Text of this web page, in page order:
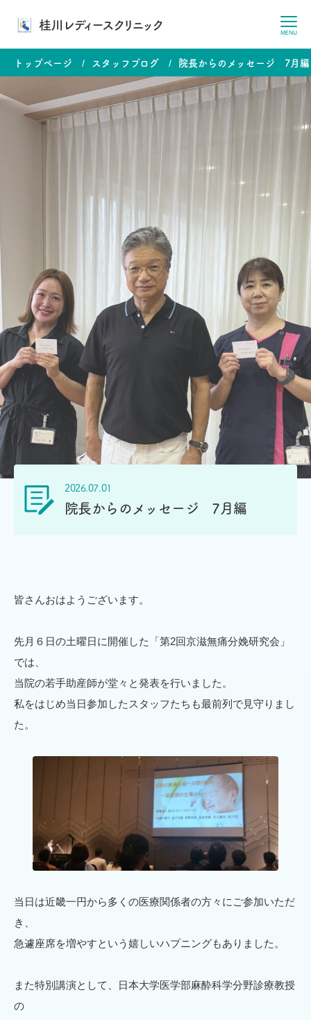
桂川レディースクリニック MENU
トップページ スタッフブログ 院長からのメッセージ 7月編
2026.07.01
院長からのメッセージ 7月編
皆さんおはようございます。
先月６日の土曜日に開催した「第2回京滋無痛分娩研究会」
では、
当院の若手助産師が堂々と発表を行いました。
私をはじめ当日参加したスタッフたちも最前列で見守りまし
た。
当日は近畿一円から多くの医療関係者の方々にご参加いただ
き、
急遽座席を増やすという嬉しいハプニングもありました。
また特別講演として、日本大学医学部麻酔科学分野診療教授
の